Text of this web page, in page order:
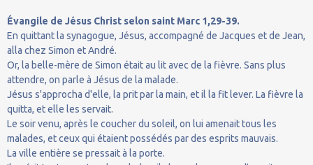
Évangile de Jésus Christ selon saint Marc 1,29-39.
En quittant la synagogue, Jésus, accompagné de Jacques et de Jean,
alla chez Simon et André.
Or, la belle-mère de Simon était au lit avec de la fièvre. Sans plus
attendre, on parle à Jésus de la malade.
Jésus s'approcha d'elle, la prit par la main, et il la fit lever. La fièvre la
quitta, et elle les servait.
Le soir venu, après le coucher du soleil, on lui amenait tous les
malades, et ceux qui étaient possédés par des esprits mauvais.
La ville entière se pressait à la porte.